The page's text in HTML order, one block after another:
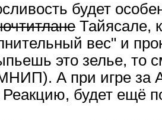
будет
Тайясале,
вес" и
это зелье, то
А при игре за
будет ещё